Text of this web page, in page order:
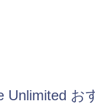
Unlimited お